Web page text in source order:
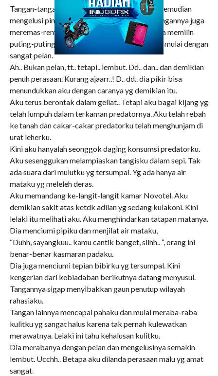
Tangan-tangannya menjamah dan menelusup kemudian
mengelusi pinggulku, punggungku, dadaku. Tangannya juga
meremas-remas susuku. Dengan jari-jarinya dia memilin
puting-puting susuku. Disini dia melakukannya mulai dengan
sangat pelan.
Ah.. Bukan pelan, tt.. tetapi.. lembut. Dd.. dan.. dan demikian
penuh perasaan. Kurang ajaarr..! D.. dd.. dia pikir bisa
menundukkan aku dengan caranya yg demikian itu.
Aku terus berontak dalam geliat.. Tetapi aku bagai kijang yg
telah lumpuh dalam terkaman predatornya. Aku telah rebah
ke tanah dan cakar-cakar predatorku telah menghunjam di
urat leherku.
Kini aku hanyalah seonggok daging konsumsi predatorku.
Aku sesenggukan melampiaskan tangisku dalam sepi. Tak
ada suara dari mulutku yg tersumpal. Yg ada hanya air
mataku yg meleleh deras.
Aku memandang ke-langit-langit kamar Novotel. Aku
demikian sakit atas ketdk adilan yg sedang kulakoni. Kini
lelaki itu melihati aku. Aku menghindarkan tatapan matanya.
Dia menciumi pipiku dan menjilat air mataku,
“Duhh, sayangkuu.. kamu cantik banget, siihh.. “, orang ini
benar-benar kasmaran padaku.
Dia juga menciumi tepian bibirku yg tersumpal. Kini
kengerian dari kebiadaban berikutnya datang menyusul.
Tangannya sigap menyibakkan gaun penutup wilayah
rahasiaku.
Tangan lainnya mencapai pahaku dan mulai meraba-raba
kulitku yg sangat halus karena tak pernah kulewatkan
merawatnya. Lelaki ini tahu kehalusan kulitku.
Dia merabanya dengan pelan dan mengelusinya semakin
lembut. Ucchh.. Betapa aku dilanda perasaan malu yg amat
sangat.